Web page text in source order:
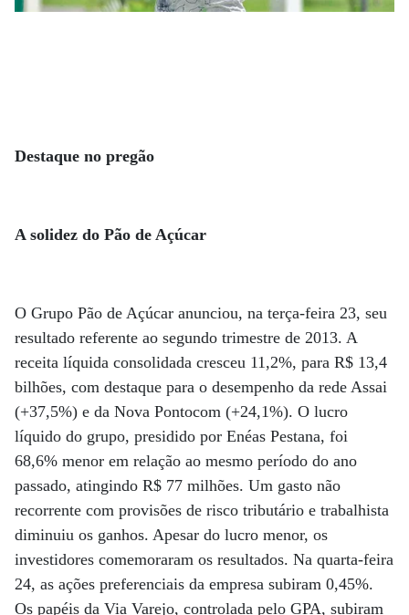
Destaque no pregão
A solidez do Pão de Açúcar
O Grupo Pão de Açúcar anunciou, na terça-feira 23, seu
resultado referente ao segundo trimestre de 2013. A
receita líquida consolidada cresceu 11,2%, para R$ 13,4
bilhões, com destaque para o desempenho da rede Assai
(+37,5%) e da Nova Pontocom (+24,1%). O lucro
líquido do grupo, presidido por Enéas Pestana, foi
68,6% menor em relação ao mesmo período do ano
passado, atingindo R$ 77 milhões. Um gasto não
recorrente com provisões de risco tributário e trabalhista
diminuiu os ganhos. Apesar do lucro menor, os
investidores comemoraram os resultados. Na quarta-feira
24, as ações preferenciais da empresa subiram 0,45%.
Os papéis da Via Varejo, controlada pelo GPA, subiram